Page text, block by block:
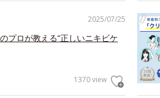
2025/07/25
プロが教える“正しいニキビケ
1370 view